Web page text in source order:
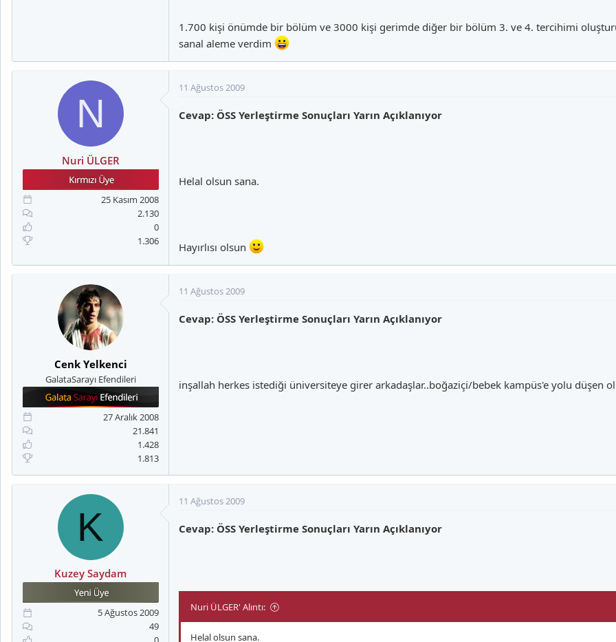
1.700 kişi önümde bir bölüm ve 3000 kişi gerimde diğer bir bölüm 3. ve 4. tercihimi
sanal aleme verdim
N
Nuri ÜLGER
25 Kasım 2008
2.130
0
1.306
11 Ağustos 2009
Cevap: ÖSS Yerleştirme Sonuçları Yarın Açıklanıyor
Helal olsun sana.
Hayırlısı olsun
Cenk Yelkenci
GalataSarayı Efendileri
27 Aralık 2008
21.841
1.428
1.813
11 Ağustos 2009
Cevap: ÖSS Yerleştirme Sonuçları Yarın Açıklanıyor
inşallah herkes istediği üniversiteye girer arkadaşlar..boğaziçi/bebek kampüs'e yolu düşen
K
Kuzey Saydam
5 Ağustos 2009
49
11 Ağustos 2009
Cevap: ÖSS Yerleştirme Sonuçları Yarın Açıklanıyor
Nuri ÜLGER' Alıntı:
Helal olsun sana.